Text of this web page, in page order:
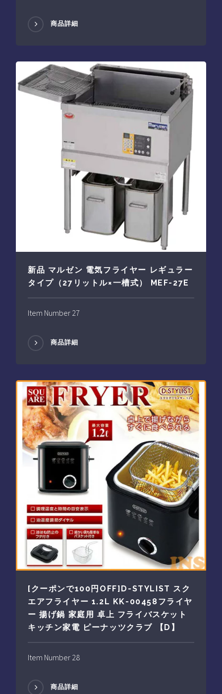
商品詳細
新品 マルゼン 電気フライヤー レギュラー
タイプ（27リットル×一槽式） MEF-27E
Item Number 27
商品詳細
[クーポンで100円OFF]D-STYLIST スク
エアフライヤー 1.2L KK-00458フライヤ
ー 揚げ鍋 家庭用 卓上 フライバスケット
キッチン家電 ピーナッツクラブ 【D】
Item Number 28
商品詳細